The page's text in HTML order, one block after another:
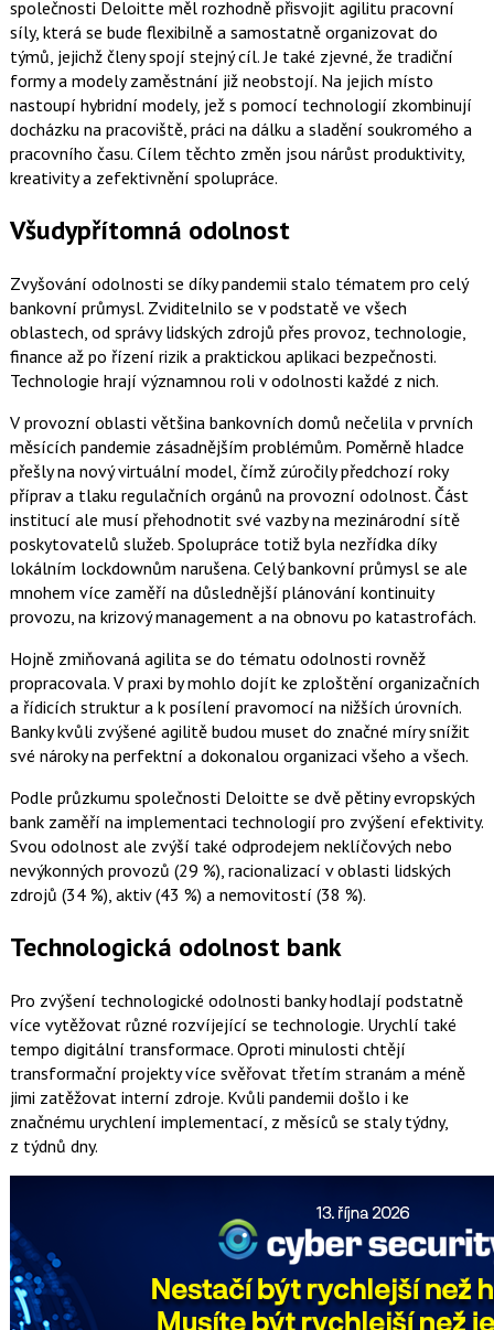
společnosti Deloitte měl rozhodně přisvojit agilitu pracovní
síly, která se bude flexibilně a samostatně organizovat do
týmů, jejichž členy spojí stejný cíl. Je také zjevné, že tradiční
formy a modely zaměstnání již neobstojí. Na jejich místo
nastoupí hybridní modely, jež s pomocí technologií zkombinují
docházku na pracoviště, práci na dálku a sladění soukromého a
pracovního času. Cílem těchto změn jsou nárůst produktivity,
kreativity a zefektivnění spolupráce.
Všudypřítomná odolnost
Zvyšování odolnosti se díky pandemii stalo tématem pro celý
bankovní průmysl. Zviditelnilo se v podstatě ve všech
oblastech, od správy lidských zdrojů přes provoz, technologie,
finance až po řízení rizik a praktickou aplikaci bezpečnosti.
Technologie hrají významnou roli v odolnosti každé z nich.
V provozní oblasti většina bankovních domů nečelila v prvních
měsících pandemie zásadnějším problémům. Poměrně hladce
přešly na nový virtuální model, čímž zúročily předchozí roky
příprav a tlaku regulačních orgánů na provozní odolnost. Část
institucí ale musí přehodnotit své vazby na mezinárodní sítě
poskytovatelů služeb. Spolupráce totiž byla nezřídka díky
lokálním lockdownům narušena. Celý bankovní průmysl se ale
mnohem více zaměří na důslednější plánování kontinuity
provozu, na krizový management a na obnovu po katastrofách.
Hojně zmiňovaná agilita se do tématu odolnosti rovněž
propracovala. V praxi by mohlo dojít ke zploštění organizačních
a řídicích struktur a k posílení pravomocí na nižších úrovních.
Banky kvůli zvýšené agilitě budou muset do značné míry snížit
své nároky na perfektní a dokonalou organizaci všeho a všech.
Podle průzkumu společnosti Deloitte se dvě pětiny evropských
bank zaměří na implementaci technologií pro zvýšení efektivity.
Svou odolnost ale zvýší také odprodejem neklíčových nebo
nevýkonných provozů (29 %), racionalizací v oblasti lidských
zdrojů (34 %), aktiv (43 %) a nemovitostí (38 %).
Technologická odolnost bank
Pro zvýšení technologické odolnosti banky hodlají podstatně
více vytěžovat různé rozvíjející se technologie. Urychlí také
tempo digitální transformace. Oproti minulosti chtějí
transformační projekty více svěřovat třetím stranám a méně
jimi zatěžovat interní zdroje. Kvůli pandemii došlo i ke
značnému urychlení implementací, z měsíců se staly týdny,
z týdnů dny.